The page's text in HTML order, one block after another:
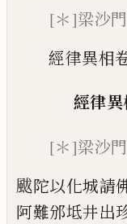
[＊]梁沙
經律異相
經律
[＊]梁沙門
颰陀以化城請
阿難邠坻井出